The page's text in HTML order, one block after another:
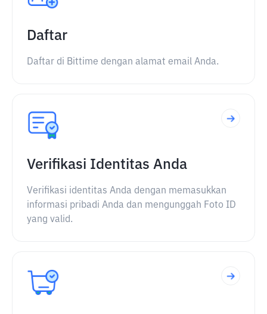
Daftar
Daftar di Bittime dengan alamat email Anda.
Verifikasi Identitas Anda
Verifikasi identitas Anda dengan memasukkan
informasi pribadi Anda dan mengunggah Foto ID
yang valid.